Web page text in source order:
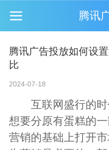
腾讯
腾讯广告投放如何设
比
2024-07-18
互联网盛行的时
想要分原有蛋糕的
营销的基础上打开